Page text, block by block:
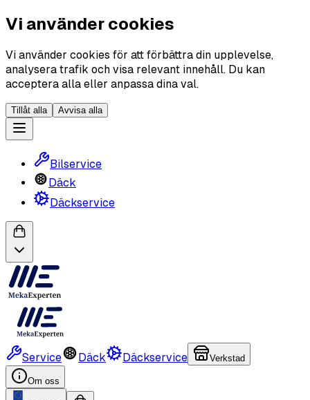
Vi använder cookies
Vi använder cookies för att förbättra din upplevelse,
analysera trafik och visa relevant innehåll. Du kan
acceptera alla eller anpassa dina val.
Tillåt alla Avvisa alla
Bilservice
Däck
Däckservice
Service Däck Däckservice Verkstad
Om oss